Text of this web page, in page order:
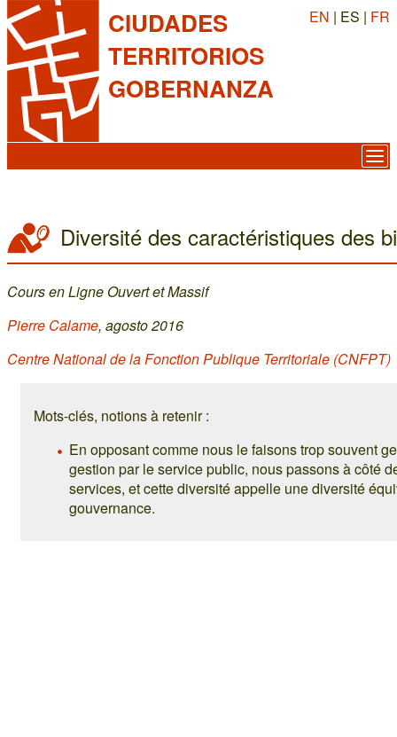
CIUDADES
TERRITORIOS
GOBERNANZA
EN | ES | FR
Diversité des caractéristiques des
Cours en Ligne Ouvert et Massif
Pierre Calame, agosto 2016
Centre National de la Fonction Publique Territoriale (CNFPT)
Mots-clés, notions à retenir :
En opposant comme nous le faisons trop souvent
gestion par le service public, nous passons à côté
services, et cette diversité appelle une diversité
gouvernance.